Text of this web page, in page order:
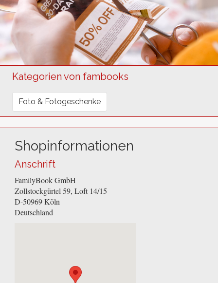
Kategorien von fambooks
Foto & Fotogeschenke
Shopinformationen
Anschrift
FamilyBook GmbH
Zollstockgürtel 59, Loft 14/15
D-50969Köln
Deutschland